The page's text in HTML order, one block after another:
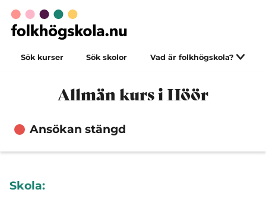
Sök kurser Sök skolor Vad är folkhögskola?
Allmän kurs i Höör
Ansökan stängd
Skola: